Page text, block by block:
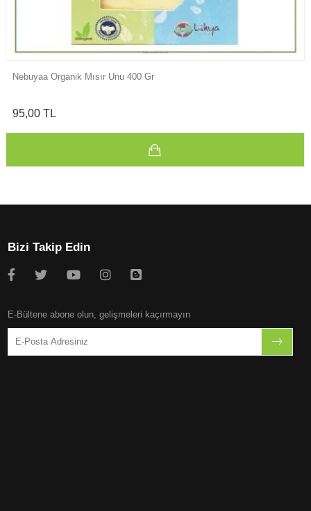
Tardaş Egenin Organik İnce Bulgur
Bizi Takip Edin
E-Bültene abone olun, gelişmeleri kaçırmayın